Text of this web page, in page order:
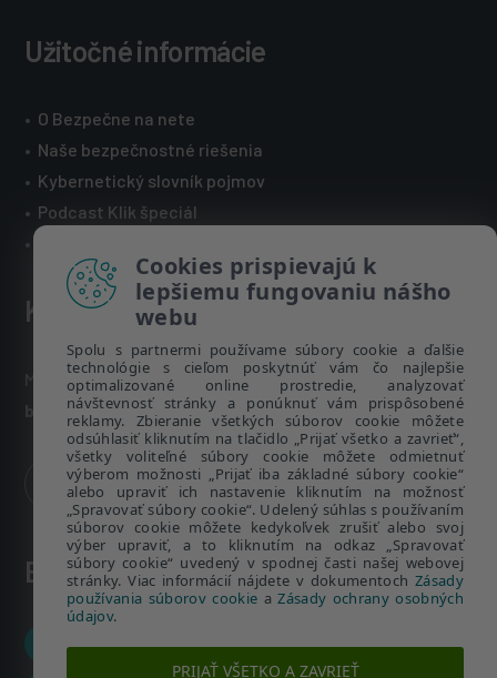
Užitočné informácie
• O Bezpečne na nete
• Naše bezpečnostné riešenia
• Kybernetický slovník pojmov
• Podcast Klik špeciál
•
Kontakt
Máte nezodpovedané otázky? Napíšte nám:
bezpecnenanete@eset.sk
ESET zákaznícka zóna
Zákaznícke centrum
Cookies prispievajú k
lepšiemu fungovaniu nášho
webu
Spolu s partnermi používame súbory cookie a ďalšie
technológie s cieľom poskytnúť vám čo najlepšie
optimalizované online prostredie, analyzovať
návštevnosť stránky a ponúknuť vám prispôsobené
reklamy. Zbieranie všetkých súborov cookie môžete
odsúhlasiť kliknutím na tlačidlo „Prijať všetko a zavrieť“,
všetky voliteľné súbory cookie môžete odmietnuť
výberom možnosti „Prijať iba základné súbory cookie“
alebo upraviť ich nastavenie kliknutím na možnosť
„Spravovať súbory cookie“. Udelený súhlas s používaním
súborov cookie môžete kedykoľvek zrušiť alebo svoj
výber upraviť, a to kliknutím na odkaz „Spravovať
súbory cookie“ uvedený v spodnej časti našej webovej
stránky. Viac informácií nájdete v dokumentoch Zásady
používania súborov cookie aZásady ochrany osobných
údajov.
PRIJAŤ VŠETKO A ZAVRIEŤ